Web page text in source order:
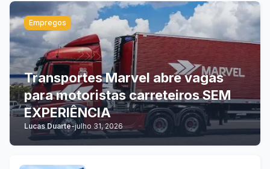
Empregos
Transportes Marvel abre vagas
para motoristas carreteiros SEM
EXPERIÊNCIA
Lucas Duarte-julho 31, 2026